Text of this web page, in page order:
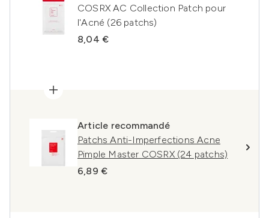
COSRX AC Collection Patch pour
l'Acné (26 patchs)
8,04 €
Article recommandé
Patchs Anti-Imperfections Acne
Pimple Master COSRX (24 patchs)
6,89 €